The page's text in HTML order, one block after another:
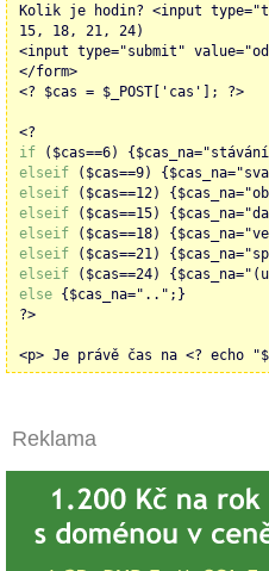
Kolik je hodin? <input
15, 18, 21, 24)
<input type="submit"
</form>
<? $cas = $_POST['cas']; ?>
<?
if ($cas==6)
elseif ($cas==9)
elseif ($cas==12)
elseif ($cas==15)
elseif ($cas==18)
elseif ($cas==21)
elseif ($cas==24)
else {$cas_na="..";}
?>
<p> Je právě čas na <? echo
Reklama